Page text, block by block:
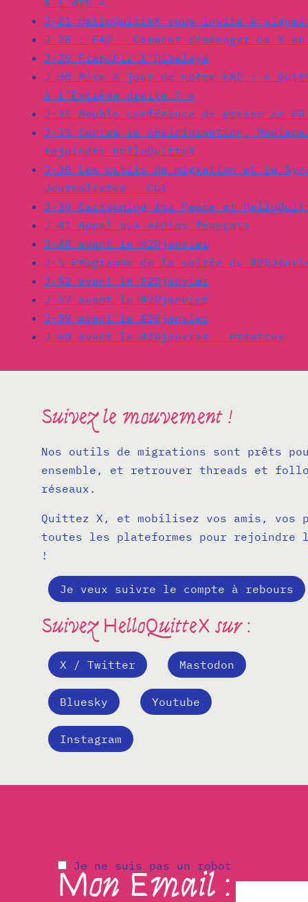
J-21 HelloQuitteX vous invite à
J-28 : FAQ - Comment déménager de X
J-29 Franchir l’Himalaya
J-30 Mise à jour de notre FAQ : «
à l’Extrême droite ? »
J-31 Double conférence de presse en FR
J-33 Contre la désinformation,
rejoindre HelloQuitteX
J-38 Les outils de migration et le
Journalistes - CGT
J-39 Cartooning for Peace et
J-41 Appel aux médias français
J-48 avant le #20janvier
J-5 Programme de la soirée du
J-52 avant le #20janvier
J-57 avant le #20janvier
J-59 avant le #20janvier
J-60 avant le #20janvier - Prémices
Suivez le mouvement !
Nos outils de migrations sont prêts
ensemble, et retrouver threads et
réseaux.
Quittez X, et mobilisez vos amis, vos
toutes les plateformes pour rejoindre
!
Je veux suivre le compte à rebours
Suivez HelloQuitteX sur :
X / Twitter Mastodon
Bluesky Youtube
Instagram
Je ne suis pas un robot
Mon Email :